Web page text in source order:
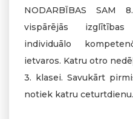
NODARBĪBAS SAM
vispārējās
individuālo
ietvaros. Katru otro
3. klasei. Savukārt
notiek katru ceturtdienu.